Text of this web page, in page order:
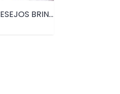
LATA DOS DESEJOS BRINDE DIA DOS PAIS • PRD007